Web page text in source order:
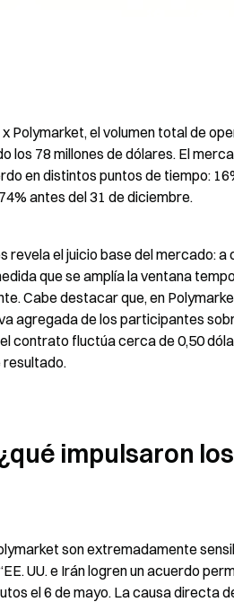
Polymarket, el volumen total de
los 78 millones de dólares. El
en distintos puntos de tiempo:
antes del 31 de diciembre.
revela el juicio base del mercado:
que se amplía la ventana
Cabe destacar que, en
agregada de los participantes
contrato fluctúa cerca de 0,50
resultado.
¿qué impulsaron
son extremadamente
UU. e Irán logren un acuerdo
el 6 de mayo. La causa directa